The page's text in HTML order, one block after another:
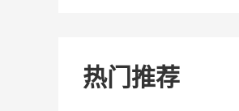
热门推荐